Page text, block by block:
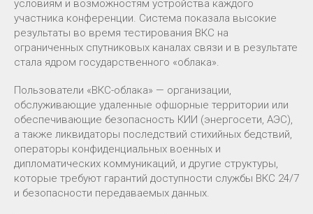
условиям и возможностям устройства каждого
участника конференции. Система показала высокие
результаты во время тестирования ВКС на
ограниченных спутниковых каналах связи и в результате
стала ядром государственного «облака».
Пользователи «ВКС-облака» — организации,
обслуживающие удаленные офшорные территории или
обеспечивающие безопасность КИИ (энергосети, АЭС),
а также ликвидаторы последствий стихийных бедствий,
операторы конфиденциальных военных и
дипломатических коммуникаций, и другие структуры,
которые требуют гарантий доступности службы ВКС 24/7
и безопасности передаваемых данных.